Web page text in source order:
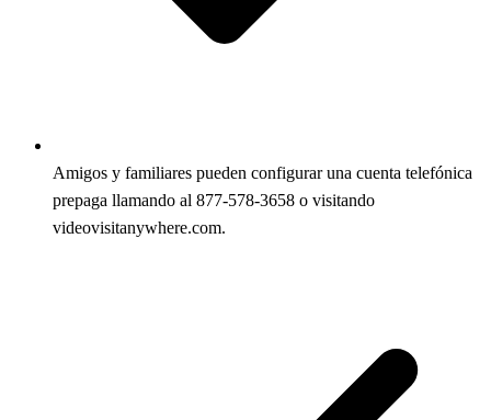
Amigos y familiares pueden configurar una cuenta telefónica
prepaga llamando al 877-578-3658 o visitando
videovisitanywhere.com.